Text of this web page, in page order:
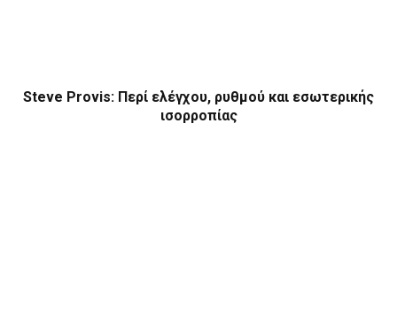
Steve Provis: Περί ελέγχου, ρυθμού και εσωτερικής
ισορροπίας